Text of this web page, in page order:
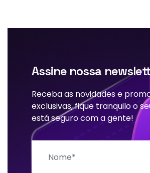
Assine nossa
Receba as novidades e
exclusivas, fique tranquilo o
está seguro com a gente!